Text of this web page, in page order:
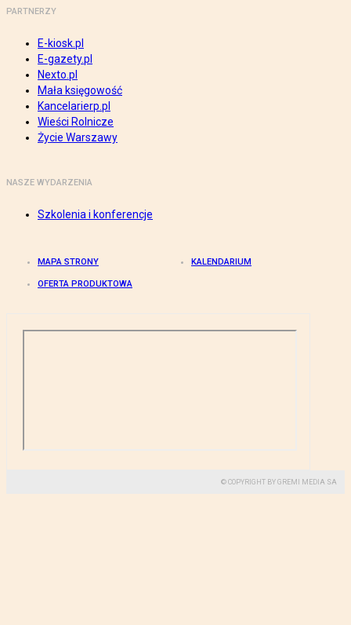
PARTNERZY
E-kiosk.pl
E-gazety.pl
Nexto.pl
Mała księgowość
Kancelarierp.pl
Wieści Rolnicze
Życie Warszawy
NASZE WYDARZENIA
Szkolenia i konferencje
MAPA STRONY KALENDARIUM
OFERTA PRODUKTOWA
© COPYRIGHT BY GREMI MEDIA SA